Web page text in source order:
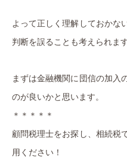
よって正しく理解しておかな
判断を誤ることも考えられます
まずは金融機関に団信の加入
のが良いかと思います。
＊＊＊＊＊
顧問税理士をお探し、相続税
用ください！